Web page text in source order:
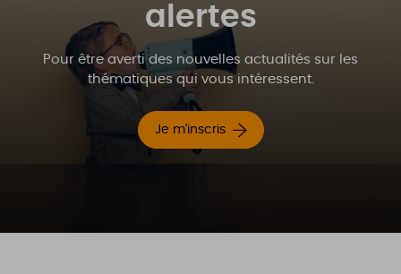
alertes
Pour être averti des nouvelles actualités sur les
thématiques qui vous intéressent.
Je m'inscris